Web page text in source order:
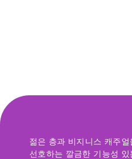
젊은 층과 비지니스 캐주얼
선호하는 깔금한 기능성 있